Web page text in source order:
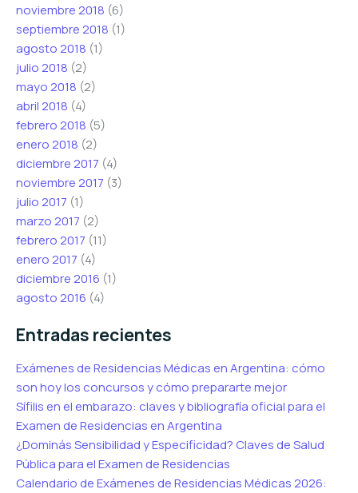
noviembre 2018 (6)
septiembre 2018 (1)
agosto 2018 (1)
julio 2018 (2)
mayo 2018 (2)
abril 2018 (4)
febrero 2018 (5)
enero 2018 (2)
diciembre 2017 (4)
noviembre 2017 (3)
julio 2017 (1)
marzo 2017 (2)
febrero 2017 (11)
enero 2017 (4)
diciembre 2016 (1)
agosto 2016 (4)
Entradas recientes
Exámenes de Residencias Médicas en Argentina: cómo
son hoy los concursos y cómo prepararte mejor
Sífilis en el embarazo: claves y bibliografía oficial para el
Examen de Residencias en Argentina
¿Dominás Sensibilidad y Especificidad? Claves de Salud
Pública para el Examen de Residencias
Calendario de Exámenes de Residencias Médicas 2026: